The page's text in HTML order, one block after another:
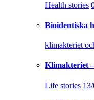
Health stories
Bioidentiska
klimakteriet
Klimakteriet
Life stories